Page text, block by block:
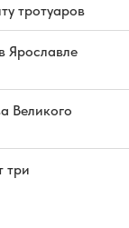
тротуаров
Ярославле
Великого
три